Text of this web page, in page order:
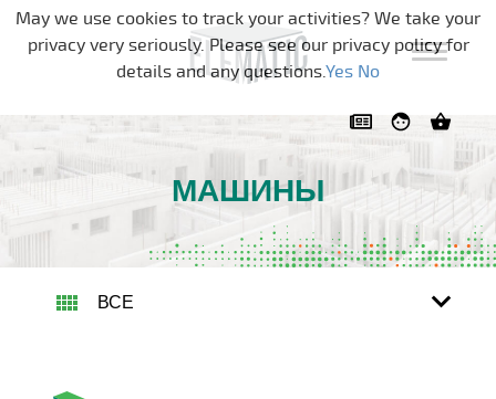
Skip navigation
МАШИНЫ
ВСЕ
May we use cookies to track your activities? We take your
privacy very seriously. Please see our privacy policy for
details and any questions.Yes No